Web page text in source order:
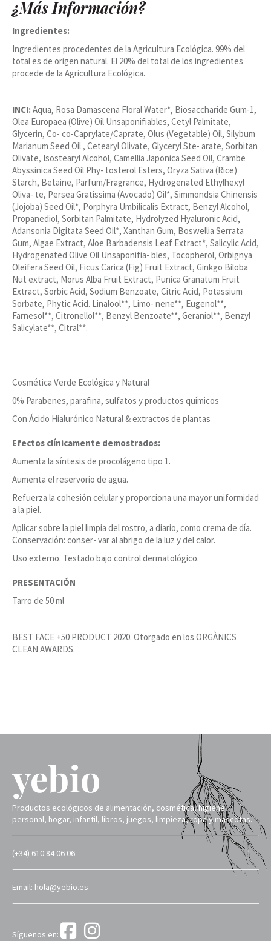
¿Más Información?
Ingredientes:
Ingredientes procedentes de la Agricultura Ecológica. 99% del
total es de origen natural. El 20% del total de los ingredientes
procede de la Agricultura Ecológica.
INCI:Aqua, Rosa Damascena Floral Water*, Biosaccharide Gum-1,
Olea Europaea (Olive) Oil Unsaponifiables, Cetyl Palmitate,
Glycerin, Co- co-Caprylate/Caprate, Olus (Vegetable) Oil, Silybum
Marianum Seed Oil , Cetearyl Olivate, Glyceryl Ste- arate, Sorbitan
Olivate, Isostearyl Alcohol, Camellia Japonica Seed Oil, Crambe
Abyssinica Seed Oil Phy- tosterol Esters, Oryza Sativa (Rice)
Starch, Betaine, Parfum/Fragrance, Hydrogenated Ethylhexyl
Oliva- te, Persea Gratissima (Avocado) Oil*, Simmondsia Chinensis
(Jojoba) Seed Oil*, Porphyra Umbilicalis Extract, Benzyl Alcohol,
Propanediol, Sorbitan Palmitate, Hydrolyzed Hyaluronic Acid,
Adansonia Digitata Seed Oil*, Xanthan Gum, Boswellia Serrata
Gum, Algae Extract, Aloe Barbadensis Leaf Extract*, Salicylic Acid,
Hydrogenated Olive Oil Unsaponifia- bles, Tocopherol, Orbignya
Oleifera Seed Oil, Ficus Carica (Fig) Fruit Extract, Ginkgo Biloba
Nut extract, Morus Alba Fruit Extract, Punica Granatum Fruit
Extract, Sorbic Acid, Sodium Benzoate, Citric Acid, Potassium
Sorbate, Phytic Acid. Linalool**, Limo- nene**, Eugenol**,
Farnesol**, Citronellol**, Benzyl Benzoate**, Geraniol**, Benzyl
Salicylate**, Citral**.
Cosmética Verde Ecológica y Natural
0% Parabenes, parafina, sulfatos y productos químicos
Con Ácido Hialurónico Natural & extractos de plantas
Efectos clínicamente demostrados:
Aumenta la síntesis de procolágeno tipo 1.
Aumenta el reservorio de agua.
Refuerza la cohesión celular y proporciona una mayor uniformidad
a la piel.
Aplicar sobre la piel limpia del rostro, a diario, como crema de día.
Conservación: conser- var al abrigo de la luz y del calor.
Uso externo. Testado bajo control dermatológico.
PRESENTACIÓN
Tarro de 50 ml
BEST FACE +50 PRODUCT 2020. Otorgado en los ORGÀNICS
CLEAN AWARDS.
Productos ecológicos de alimentación, cosmética, higiene
personal, hogar, infantil, libros, juegos, limpieza, ropa y mascotas.
(+34) 610 84 06 06
Email: hola@yebio.es
Síguenos en: